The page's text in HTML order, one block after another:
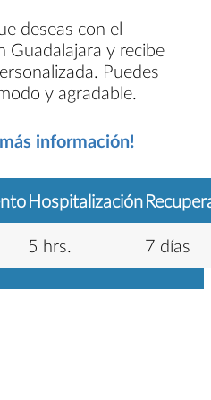
deseas con el
Guadalajara y recibe
Puedes
y agradable.
información!
Hospitalización
5 hrs.
7 días